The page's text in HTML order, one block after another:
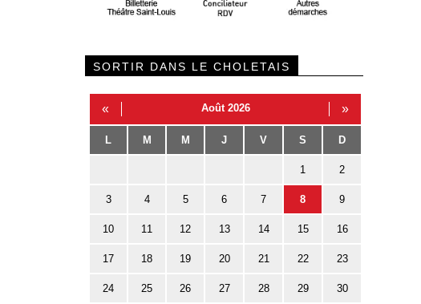
SORTIR DANS LE CHOLETAIS
« Août 2026 »
L M M J V S D
1 2
3 4 5 6 7 8 9
10 11 12 13 14 15 16
17 18 19 20 21 22 23
24 25 26 27 28 29 30